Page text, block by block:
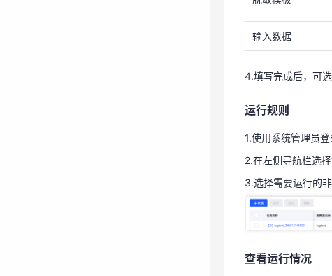
2.在左侧导航栏选
3.选择需要运行的
查看运行情况
1.使用系统管理员登
2.在左侧导航栏选
3.选择需要查看运
输入数据
4.填写完成后，可选
运行规则
1.使用系统管理员登
2.在左侧导航栏选
3.选择需要运行的
查看运行情况